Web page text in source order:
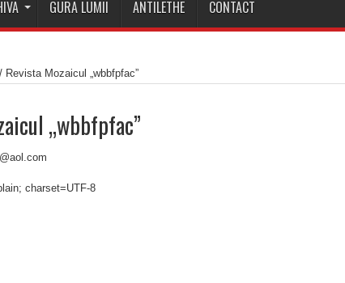
GURA LUMII ANTILETHE CONTACT
/ Revista Mozaicul „wbbfpfac”
„wbbfpfac”
charset=UTF-8